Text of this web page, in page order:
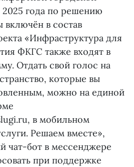
года по решению
включён в состав
«Инфраструктура для
ФКГС также входят в
Отдать свой голос на
которые вы
можно на единой
в мобильном
Решаем вместе»,
чат-бот в мессенджере
при поддержке